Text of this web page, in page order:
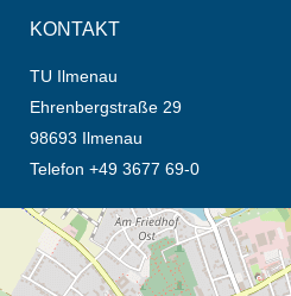
KONTAKT
TU Ilmenau
Ehrenbergstraße 29
98693 Ilmenau
Telefon +49 3677 69-0
Öffnet die Anfahrtsbeschreibung in